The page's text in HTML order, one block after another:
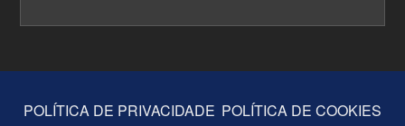
POLÍTICA DE PRIVACIDADE POLÍTICA DE COOKIES